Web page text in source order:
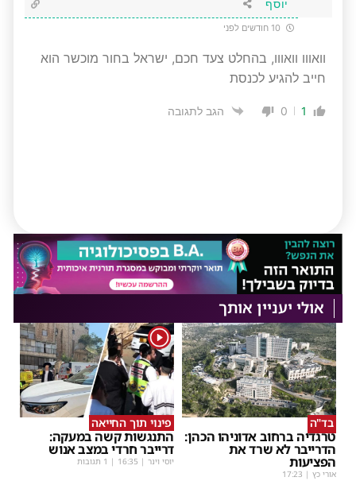
יוסף
וואווו וואווו, בהחלט צעד חכם, ישראל בחור מוכשר הוא
חייב להגיע לכנסת
1
0 הגב לתגובה
אולי יעניין אותך
בד"ה
טרגדיה ברחוב אדוניהו הכהן:
הדרייבר לא שרד את
הפציעות
אורי כץ |
17:23
1
פינוי תוך החייאה
התנגשות קשה במעקה:
דרייבר חרדי במצב אנוש
יוסי וינר |
16:35 | 1 תגובות